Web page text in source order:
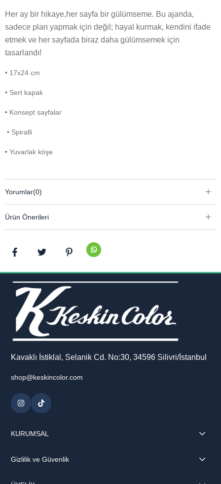
Her ay bir hikaye,her sayfa bir gülümseme. Bu ajanda,
sadece plan yapmak için değil; hayal kurmak, kendini ifade
etmek ve her sayfada biraz daha gülümsemek için
tasarlandı!
• 17x24 cm
• Sert kapak
• Konsept sayfalar
• Spiralli
• Yuvarlak köşe 
Yorumlar(0)
Ürün Önerileri
Kavaklı İstiklal, Selanik Cd. No:30, 34596 Silivri/İstanbul
shop@keskincolor.com
KURUMSAL
Gizlilik ve Güvenlik